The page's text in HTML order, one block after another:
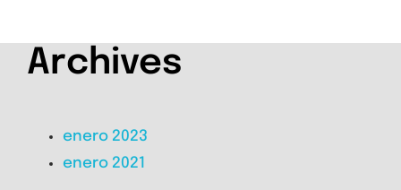
Archives
enero 2023
enero 2021